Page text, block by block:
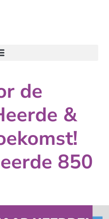
de
&
850